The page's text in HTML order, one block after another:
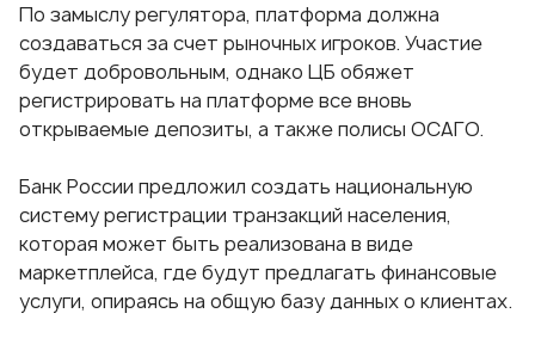
По замыслу регулятора, платформа должна
создаваться за счет рыночных игроков. Участие
будет добровольным, однако ЦБ обяжет
регистрировать на платформе все вновь
открываемые депозиты, а также полисы ОСАГО.
Банк России предложил создать национальную
систему регистрации транзакций населения,
которая может быть реализована в виде
маркетплейса, где будут предлагать финансовые
услуги, опираясь на общую базу данных о клиентах.